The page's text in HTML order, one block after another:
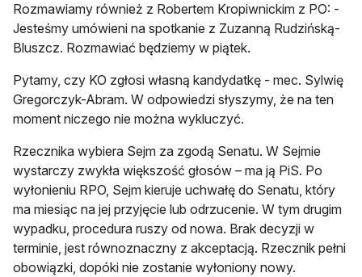
Rozmawiamy również z Robertem Kropiwnickim z PO: -
Jesteśmy umówieni na spotkanie z Zuzanną Rudzińską-
Bluszcz. Rozmawiać będziemy w piątek.
Pytamy, czy KO zgłosi własną kandydatkę - mec. Sylwię
Gregorczyk-Abram. W odpowiedzi słyszymy, że na ten
moment niczego nie można wykluczyć.
Rzecznika wybiera Sejm za zgodą Senatu. W Sejmie
wystarczy zwykła większość głosów – ma ją PiS. Po
wyłonieniu RPO, Sejm kieruje uchwałę do Senatu, który
ma miesiąc na jej przyjęcie lub odrzucenie. W tym drugim
wypadku, procedura ruszy od nowa. Brak decyzji w
terminie, jest równoznaczny z akceptacją. Rzecznik pełni
obowiązki, dopóki nie zostanie wyłoniony nowy.